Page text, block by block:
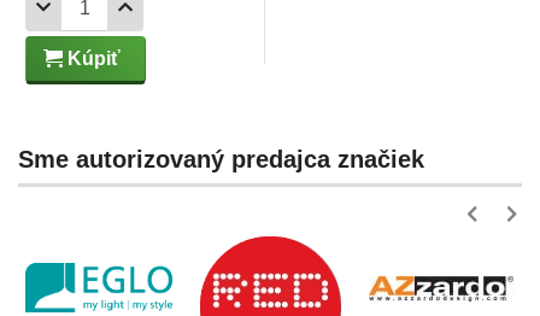
Kúpiť
Sme autorizovaný predajca značiek